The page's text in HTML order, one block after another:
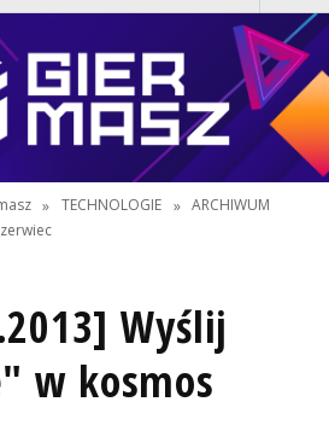
» TECHNOLOGIE » ARCHIWUM
Wyślij
w kosmos